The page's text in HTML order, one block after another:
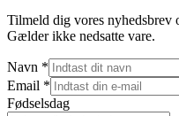
Tilmeld dig vores nyhedsbrev
Gælder ikke nedsatte vare.
Navn *
Email *
Fødselsdag